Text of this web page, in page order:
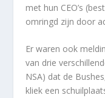
met hun CEO’s
omringd zijn door
Er waren ook
van drie
NSA) dat de
kliek een